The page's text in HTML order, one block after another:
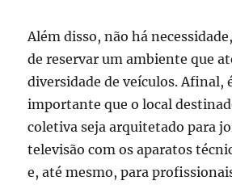
Além disso, não há
de reservar um ambiente que
diversidade de veículos. Afinal,
importante que o local
coletiva seja arquitetado para
televisão com os aparatos
e, até mesmo, para